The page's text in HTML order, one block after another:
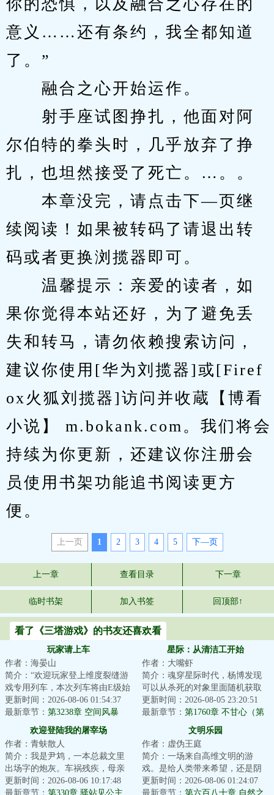
你的恐惧，以及融合之心存在的
意义……还有条约，我全都知道
了。”
融合之心开始运作。
射手座试图挣扎，他面对阿
尔伯特的拳头时，几乎放弃了挣
扎，也坦然接受了死亡。…。。
本章没完，请点击下—页继
续阅读！如果被转码了请退出转
码或者更换浏揽器即可。
温馨提示：亲爱的读者，如
果你觉得本站还好，为了避免丢
失和转马，请勿依赖搜索访问，
建议你使用[华为刘揽器]或[Firef
ox火狐刘揽器]访问并收蔵【博看
小说】 m.bokank.com。我们将会
持续为你更新，还建议你注册会
员使用书架功能追书阅读更方
便。
上一页 1 2 3 4 5 下—页
上一章 查看目录 下一章
临时书架 加入书签 回顶部↑
看了《三塔游戏》的书友还喜欢看
玩家请上车
作者：海晏山
简介：“欢迎玩家登上维度裂缝游
戏专用列车，本次列车将由E级始
发站开往D级站点，请玩家保证生
命安全有序...
更新时间：2026-08-06 01:54:37
最新章节： 第3238章 空间风暴
星际：从清洁工开始
作者：大嘴虾
简介：魂穿星际时代，杨博发现
可以从杀死的对象里面随机获取
能力！杀死一条金鱼，游泳+！杀
死一只蝙蝠，...
更新时间：2026-08-05 23:20:51
最新章节： 第1760章 不甘心（第
欢迎登陆我的屠宰场
作者：青蚨散人
简介：我是尹鸩，一本总裁文里
出场字的炮灰。车祸残疾，母亲
惨死，最终没有尊严的‘被消失’这
是我的既定...
更新时间：2026-08-06 10:17:48
最新章节： 第330章 驿站见公主
文明乐园
作者：虚伪王庭
简介：一场来自高维文明的游
戏。是给人类带来希望，还是阴
谋？面对即将熄灭的文明。是帮
助点燃火种，还是...
更新时间：2026-08-06 01:24:07
最新章节： 第六百八十章 自然之